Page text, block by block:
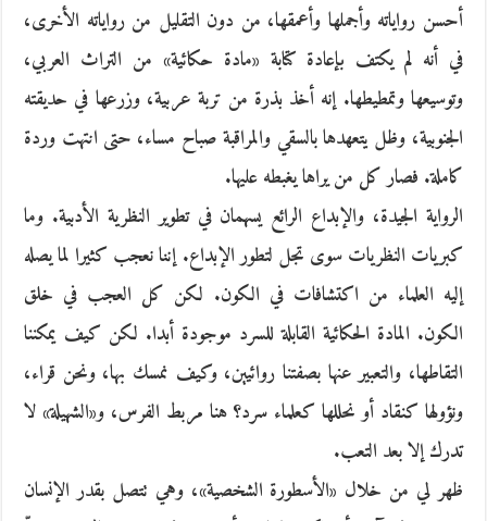
أحسن رواياته وأجملها وأعمقها، من دون التقليل من رواياته الأخرى،
في أنه لم يكتف بإعادة كتابة «مادة حكائية» من التراث العربي،
وتوسيعها وتمطيطها. إنه أخذ بذرة من تربة عربية، وزرعها في حديقته
الجنوبية، وظل يتعهدها بالسقي والمراقبة صباح مساء، حتى انتهت وردة
كاملة. فصار كل من يراها يغبطه عليها.
الرواية الجيدة، والإبداع الرائع يسهمان في تطوير النظرية الأدبية. وما
كبريات النظريات سوى تجل لتطور الإبداع. إننا نعجب كثيرا لما يصله
إليه العلماء من اكتشافات في الكون. لكن كل العجب في خلق
الكون. المادة الحكائية القابلة للسرد موجودة أبدا. لكن كيف يمكننا
التقاطها، والتعبير عنها بصفتنا روائيين، وكيف نمسك بها، ونحن قراء،
ونؤولها كنقاد أو نحللها كعلماء سرد؟ هنا مربط الفرس، و«الشهيلة» لا
تدرك إلا بعد التعب.
ظهر لي من خلال «الأسطورة الشخصية»، وهي تتصل بقدر الإنسان